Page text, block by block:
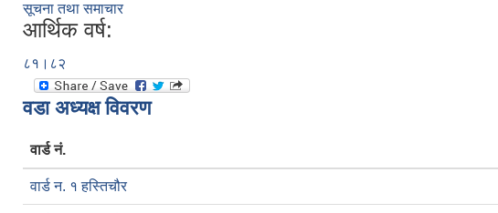
सूचना तथा समाचार
आर्थिक वर्ष:
८१।८२
वडा अध्यक्ष विवरण
वार्ड नं.
वार्ड न. १ हस्तिचौर